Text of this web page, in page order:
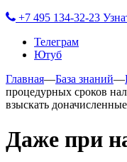
+7 495 134-32-23
Телеграм
Ютуб
Главная—База знаний—
процедурных сроков
взыскать
Даже при